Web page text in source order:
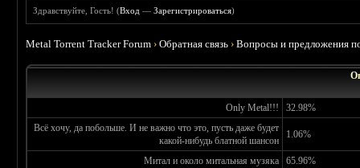
Здравствуйте, Гость! (Вход —Зарегистрироваться)
Metal Torrent Tracker Forum ›Обратная связь ›Вопросы и предложения
Only Metal!!!
32.98%
Всё хочу, да побольше. И не важно что это, пусть даже будет
какой-нибудь блатной шансон
1.06%
Митал и около митальная музяка
65.96%